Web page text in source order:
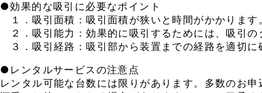
●効果的な吸引に必要なポイント
１．吸引面積：吸引面積が狭いと時間がかかります
２．吸引能力：効果的に吸引するためには、吸引の
３．吸引経路：吸引部から装置までの経路を適切に
●レンタルサービスの注意点
レンタル可能な台数には限りがあります。多数のお